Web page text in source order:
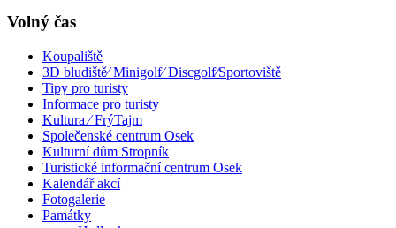
Volný čas
Koupaliště
3D bludiště⁄ Minigolf⁄ Discgolf⁄Sportoviště
Tipy pro turisty
Informace pro turisty
Kultura ⁄ FrýTajm
Společenské centrum Osek
Kulturní dům Stropník
Turistické informační centrum Osek
Kalendář akcí
Fotogalerie
Památky